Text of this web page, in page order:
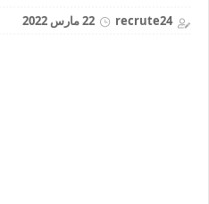
recrute24 22 مارس 2022